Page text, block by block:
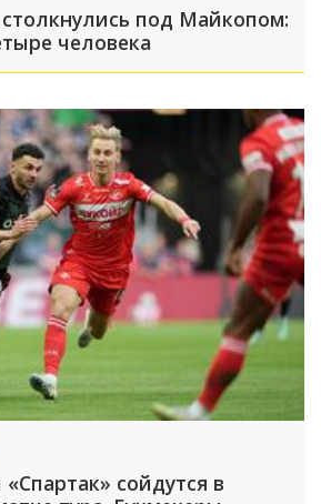
под Майкопом:
человека
сойдутся в